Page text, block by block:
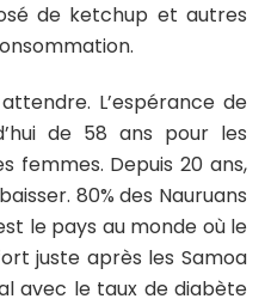
de ketchup et autres
L’espérance de
de 58 ans pour les
femmes. Depuis 20 ans,
80% des Nauruans
le pays au monde où le
juste après les Samoa
avec le taux de diabète